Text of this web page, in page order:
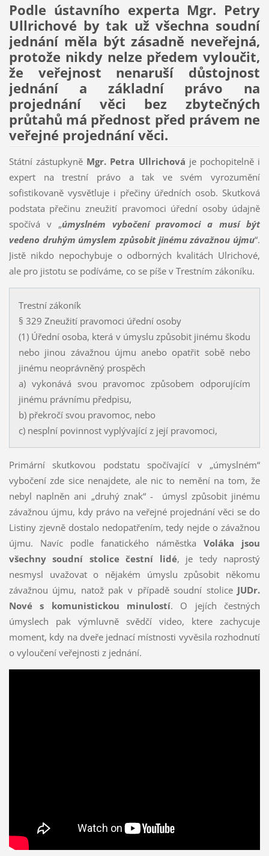
Podle ústavního experta Mgr. Petry
Ullrichové by tak už všechna soudní
jednání měla být zásadně neveřejná,
protože nikdy nelze předem vyloučit,
že veřejnost nenaruší důstojnost
jednání a základní právo na
projednání věci bez zbytečných
průtahů má přednost před právem ne
veřejné projednání věci.
Státní zástupkyně Mgr. Petra Ullrichová je pochopitelně i
expert na trestní právo a tak ve svém vyrozumění
sofistikovaně vysvětluje i přečiny úředních osob. Skutková
podstata přečinu zneužití pravomoci úřední osoby údajně
spočívá v „úmyslném vybočení pravomoci a musí být
vedeno druhým úmyslem způsobit jinému závažnou újmu“.
Jistě nikdo nepochybuje o odborných kvalitách Ulrichové,
ale pro jistotu se podíváme, co se píše v Trestním zákoníku.
Trestní zákoník
§ 329 Zneužití pravomoci úřední osoby
(1) Úřední osoba, která v úmyslu způsobit jinému škodu
nebo jinou závažnou újmu anebo opatřit sobě nebo
jinému neoprávněný prospěch
a) vykonává svou pravomoc způsobem odporujícím
jinému právnímu předpisu,
b) překročí svou pravomoc, nebo
c) nesplní povinnost vyplývající z její pravomoci,
Primární skutkovou podstatu spočívající v „úmyslném“
vybočení zde sice nenajdete, ale nic to nemění na tom, že
nebyl naplněn ani „druhý znak“ - úmysl způsobit jinému
závažnou újmu, kdy právo na veřejné projednání věci se do
Listiny zjevně dostalo nedopatřením, tedy nejde o závažnou
újmu. Navíc podle fanatického náměstkaVoláka jsou
všechny soudní stolice čestní lidé, je tedy naprostý
nesmysl uvažovat o nějakém úmyslu způsobit někomu
závažnou újmu, natož pak v případě soudní stolice JUDr.
Nové s komunistickou minulostí. O jejích čestných
úmyslech pak výmluvně svědčí video, ktere zachycuje
moment, kdy na dveře jednací místnosti vyvěsila rozhodnutí
o vyloučení veřejnosti z jednání.